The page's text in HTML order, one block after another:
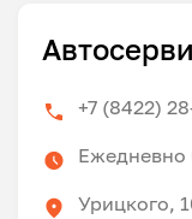
+7 (8422)
Ежедневно
Урицкого,